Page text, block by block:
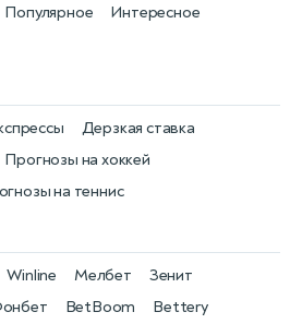
Популярное Интересное
Прогнозы на хоккей
на теннис
Дерзкая ставка
Winline
BetBoom
Мелбет
Bettery
Зенит